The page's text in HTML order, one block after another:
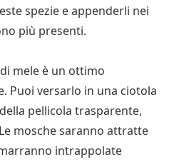
spezie e appenderli nei
più presenti.
di mele è un ottimo
Puoi versarlo in una ciotola
pellicola trasparente,
mosche saranno attratte
intrappolate